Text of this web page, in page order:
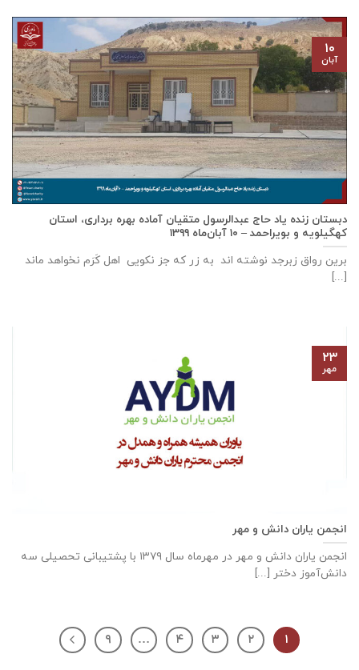
دبستان زنده ياد حاج عبدالرسول متقيان آماده بهره برداری، استان
كهگيلويه و بويراحمد – ۱۰ آبان‌ماه ۱۳۹۹
برین رواق زبرجد نوشته اند به زر که جز نکویی اهل کَرَم نخواهد ماند
[...]
۱۰
آبان
انجمن یاران دانش و مهر
انجمن یاران دانش و مهر در مهرماه سال ۱۳۷۹ با پشتیبانی تحصیلی سه
دانش‌آموز دختر [...]
۲۳
مهر
۱ ۲ ۳ ۴ … ۹